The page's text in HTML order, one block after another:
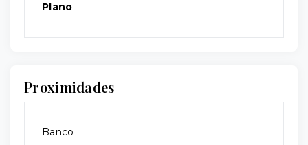
Plano
Proximidades
Banco